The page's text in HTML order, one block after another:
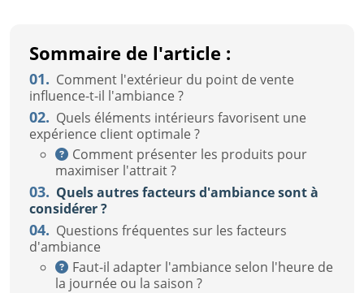
Sommaire de l'article :
01. Comment l'extérieur du point de vente
influence-t-il l'ambiance ?
02. Quels éléments intérieurs favorisent une
expérience client optimale ?
Comment présenter les produits pour
maximiser l'attrait ?
03. Quels autres facteurs d'ambiance sont à
considérer ?
04. Questions fréquentes sur les facteurs
d'ambiance
Faut-il adapter l'ambiance selon l'heure de
la journée ou la saison ?